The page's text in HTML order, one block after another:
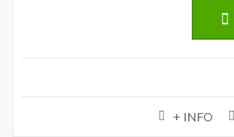
+ INFO